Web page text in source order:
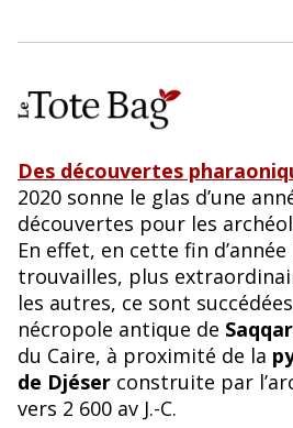
Des découvertes
2020 sonne le glas d’une
découvertes pour les
En effet, en cette fin
trouvailles, plus
les autres, ce sont
nécropole antique de
du Caire, à proximité de la
de Djéser construite par
vers 2 600 av J.-C.